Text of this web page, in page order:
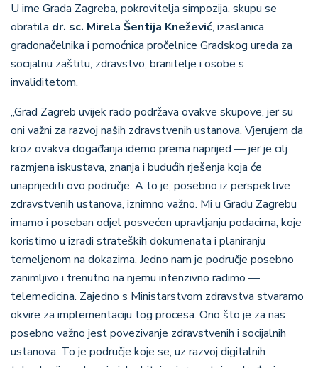
U ime Grada Zagreba, pokrovitelja simpozija, skupu se
obratila dr. sc. Mirela Šentija Knežević, izaslanica
gradonačelnika i pomoćnica pročelnice Gradskog ureda za
socijalnu zaštitu, zdravstvo, branitelje i osobe s
invaliditetom.
„Grad Zagreb uvijek rado podržava ovakve skupove, jer su
oni važni za razvoj naših zdravstvenih ustanova. Vjerujem da
kroz ovakva događanja idemo prema naprijed — jer je cilj
razmjena iskustava, znanja i budućih rješenja koja će
unaprijediti ovo područje. A to je, posebno iz perspektive
zdravstvenih ustanova, iznimno važno. Mi u Gradu Zagrebu
imamo i poseban odjel posvećen upravljanju podacima, koje
koristimo u izradi strateških dokumenata i planiranju
temeljenom na dokazima. Jedno nam je područje posebno
zanimljivo i trenutno na njemu intenzivno radimo —
telemedicina. Zajedno s Ministarstvom zdravstva stvaramo
okvire za implementaciju tog procesa. Ono što je za nas
posebno važno jest povezivanje zdravstvenih i socijalnih
ustanova. To je područje koje se, uz razvoj digitalnih